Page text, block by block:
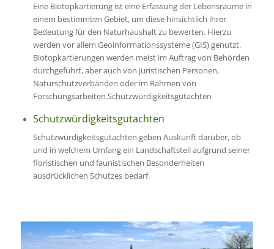
Eine Biotopkartierung ist eine Erfassung der Lebensräume in
einem bestimmten Gebiet, um diese hinsichtlich ihrer
Bedeutung für den Naturhaushalt zu bewerten. Hierzu
werden vor allem Geoinformationssysteme (GIS) genutzt.
Biotopkartierungen werden meist im Auftrag von Behörden
durchgeführt, aber auch von juristischen Personen,
Naturschutzverbänden oder im Rahmen von
Forschungsarbeiten.Schutzwürdigkeitsgutachten
Schutzwürdigkeitsgutachten
Schutzwürdigkeitsgutachten geben Auskunft darüber, ob
und in welchem Umfang ein Landschaftsteil aufgrund seiner
floristischen und faunistischen Besonderheiten
ausdrücklichen Schutzes bedarf.